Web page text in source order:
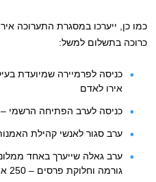
כמו כן, ייערכו במסגרת התערוכה
כרוכה בתשלום למשל:
אירו לאדם
כניסה לערב הפתיחה הרשמי – 100 אירו לאדם
ערב סגור לאנשי קהילת האמנות – 50 אירו
ערב גאלה שייערך באחד
גורמה וחלוקת פרסים – 250 אירו לאדם